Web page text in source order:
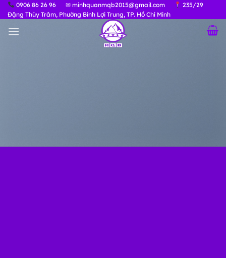
Bỏ
qua
nội
0906 86 26 96 ✉ minhquanmqb2015@gmail.com
235/29
Đặng Thùy Trâm, Phường Bình Lợi Trung, TP. Hồ Chí Minh